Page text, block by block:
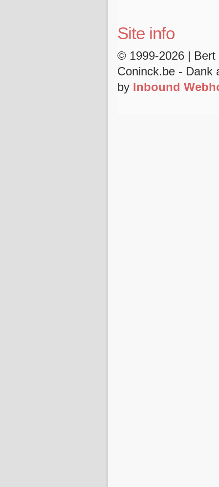
Site info
© 1999-2026 |
Coninck.be - Dank
by Inbound